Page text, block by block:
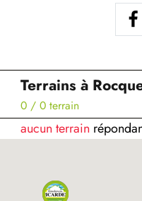
Terrains à
0 / 0 terrain
aucun terrain